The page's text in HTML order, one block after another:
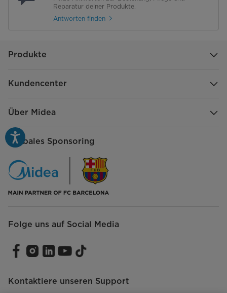
Abmessungen & Gewicht
x T) [mm]
Reparatur deiner Produkte.
Antworten finden
Produkte
Kundencenter
Über Midea
Globales Sponsoring
Folge uns auf Social Media
Kontaktiere unseren Support